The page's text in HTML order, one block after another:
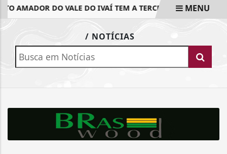
AMADOR DO VALE DO IVAÍ TEM A TERCEIRA RODADA DA
MENU
/ NOTÍCIAS